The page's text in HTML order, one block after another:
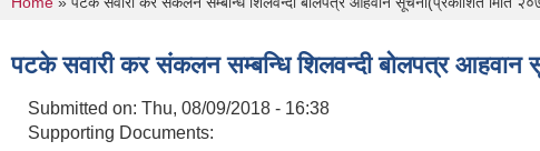
पटके सवारी कर संकलन सम्बन्धि शिलवन्दी बोलपत्र आहवान
Submitted on: Thu, 08/09/2018 - 16:38
Supporting Documents: